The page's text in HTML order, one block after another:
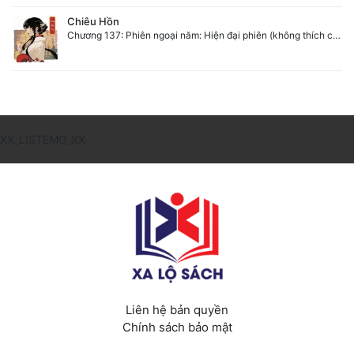
Chiêu Hồn
Chương 137: Phiên ngoại năm: Hiện đại phiên (không thích có thể không mua)
Liên hệ bản quyền
Chính sách bảo mật